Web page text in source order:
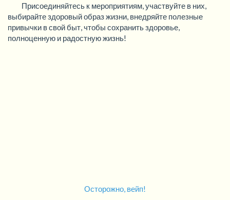
Присоединяйтесь к мероприятиям, участвуйте в них,
выбирайте здоровый образ жизни, внедряйте полезные
привычки в свой быт, чтобы сохранить здоровье,
полноценную и радостную жизнь!
Осторожно, вейп!